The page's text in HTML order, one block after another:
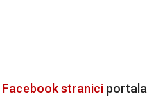
Facebook stranici